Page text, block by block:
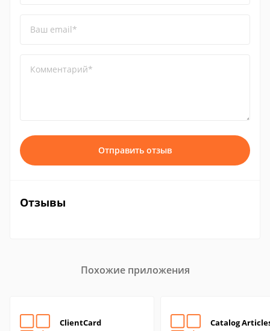
Ваш email*
Комментарий*
Отправить отзыв
Отзывы
Похожие приложения
ClientCard Catalog